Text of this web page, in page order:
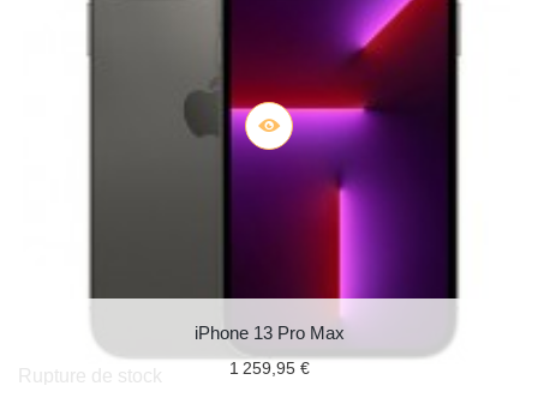
Rupture de stock
iPhone 13 Pro Max
1 259,95 €